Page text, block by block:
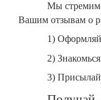
Мы
Вашим отзывам о
1)
2)
3)